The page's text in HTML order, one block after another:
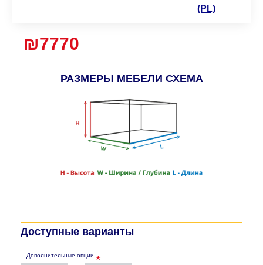
РАЗМЕРЫ МЕБЕЛИ СХЕМА
₪7770
(PL)
Доступные варианты
Дополнительные опции